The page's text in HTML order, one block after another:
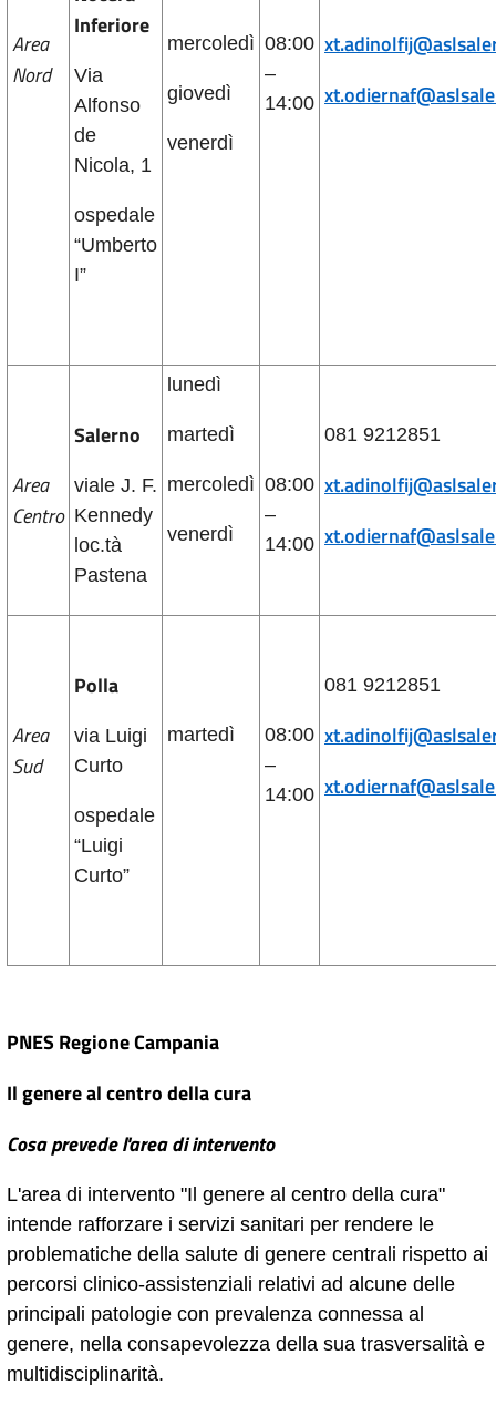
Area
Nord
Inferiore
Via
Alfonso
de
Nicola, 1
ospedale
“Umberto
I”
mercoledì
giovedì
venerdì
08:00
–
14:00
Area
Centro
Salerno
viale J. F.
Kennedy
loc.tà
Pastena
lunedì
martedì
mercoledì
venerdì
08:00
–
14:00
081 9212851
Area
Sud
Polla
via Luigi
Curto
ospedale
“Luigi
Curto”
martedì
08:00
–
14:00
081 9212851
PNES Regione Campania
Il genere al centro della cura
Cosa prevede l'area di intervento
L'area di intervento "Il genere al centro della cura"
intende rafforzare i servizi sanitari per rendere le
problematiche della salute di genere centrali rispetto ai
percorsi clinico-assistenziali relativi ad alcune delle
principali patologie con prevalenza connessa al
genere, nella consapevolezza della sua trasversalità e
multidisciplinarità.